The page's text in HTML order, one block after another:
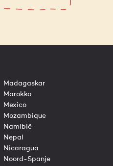
Madagaskar
Marokko
Mexico
Mozambique
Namibië
Nepal
Nicaragua
Noord-Spanje